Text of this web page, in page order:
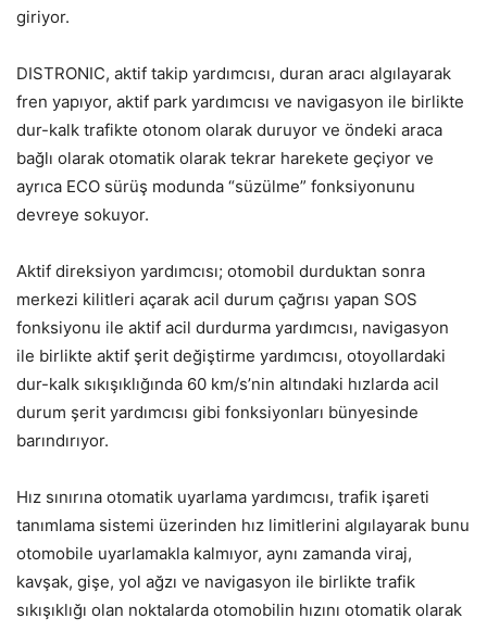
giriyor.
DISTRONIC, aktif takip yardımcısı, duran aracı algılayarak
fren yapıyor, aktif park yardımcısı ve navigasyon ile birlikte
dur-kalk trafikte otonom olarak duruyor ve öndeki araca
bağlı olarak otomatik olarak tekrar harekete geçiyor ve
ayrıca ECO sürüş modunda “süzülme” fonksiyonunu
devreye sokuyor.
Aktif direksiyon yardımcısı; otomobil durduktan sonra
merkezi kilitleri açarak acil durum çağrısı yapan SOS
fonksiyonu ile aktif acil durdurma yardımcısı, navigasyon
ile birlikte aktif şerit değiştirme yardımcısı, otoyollardaki
dur-kalk sıkışıklığında 60 km/s’nin altındaki hızlarda acil
durum şerit yardımcısı gibi fonksiyonları bünyesinde
barındırıyor.
Hız sınırına otomatik uyarlama yardımcısı, trafik işareti
tanımlama sistemi üzerinden hız limitlerini algılayarak bunu
otomobile uyarlamakla kalmıyor, aynı zamanda viraj,
kavşak, gişe, yol ağzı ve navigasyon ile birlikte trafik
sıkışıklığı olan noktalarda otomobilin hızını otomatik olarak